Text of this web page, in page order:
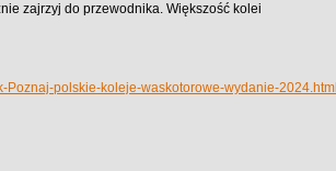
zajrzyj do przewodnika. Większość kolei
Poznaj-polskie-koleje-waskotorowe-wydanie-2024.html